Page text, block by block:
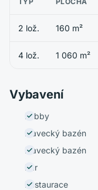
2 lož. 160 m²
4 lož. 1 060 m²
Vybavení
Lobby
Plavecký bazén
Plavecký bazén
Bar
Restaurace